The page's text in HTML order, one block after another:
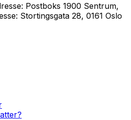
Postboks 1900 Sentrum,
Stortingsgata 28, 0161 Oslo